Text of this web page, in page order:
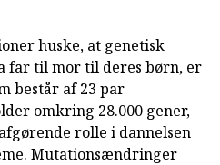
huske, at genetisk
far til mor til deres børn, er
består af 23 par
omkring 28.000 gener,
rolle i dannelsen
Mutationsændringer